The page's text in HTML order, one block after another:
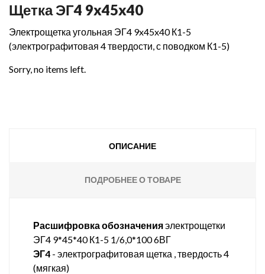
Щетка ЭГ4 9x45x40
Электрощетка угольная ЭГ4 9x45x40 К1-5
(электрографитовая 4 твердости, с поводком К1-5)
Sorry, no items left.
ОПИСАНИЕ
ПОДРОБНЕЕ О ТОВАРЕ
Расшифровка обозначенияэлектрощетки
ЭГ4 9*45*40 К1-5 1/6,0*100 6ВГ
ЭГ4 - электрографитовая щетка , твердость 4
(мягкая)